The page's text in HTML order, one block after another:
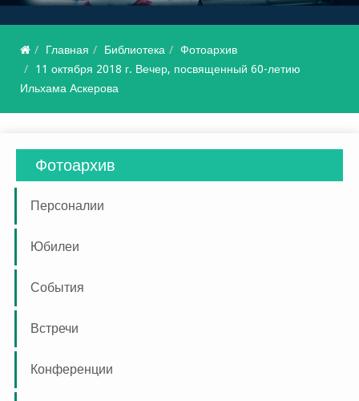
Главная Библиотека
Фотоархив
11 октября 2018 г. Вечер, посвященный 60-летию
Ильхама Аскерова
Фотоархив
Персоналии
Юбилеи
События
Встречи
Конференции